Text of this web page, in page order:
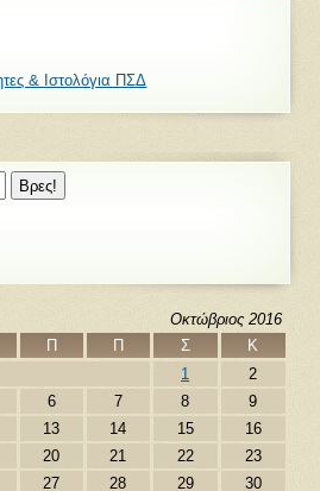
& Ιστολόγια ΠΣΔ
Οκτώβριος 2016
Π Π Σ
Κ
1
2
6 7 8
9
13 14 15
16
20 21 22
23
27 28 29 30